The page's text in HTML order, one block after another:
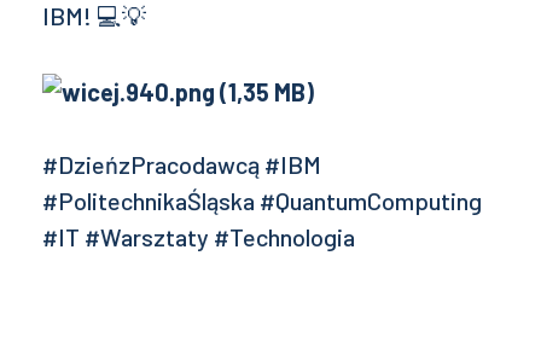
IBM! 💻💡
#DzieńzPracodawcą #IBM
#PolitechnikaŚląska #QuantumComputing
#IT #Warsztaty #Technologia